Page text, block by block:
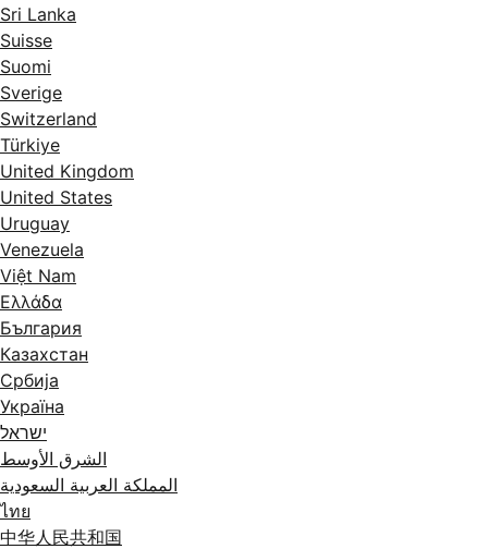
Sri Lanka
Suisse
Suomi
Sverige
Switzerland
Türkiye
United Kingdom
United States
Uruguay
Venezuela
Việt Nam
Ελλάδα
България
Казахстан
Србија
Україна
ישראל
الشرق الأوسط
المملكة العربية السعودية
ไทย
中华人民共和国